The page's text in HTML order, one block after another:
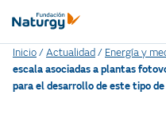
Inicio/Actualidad / Energía y
escala asociadas a plantas
para el desarrollo de este tipo